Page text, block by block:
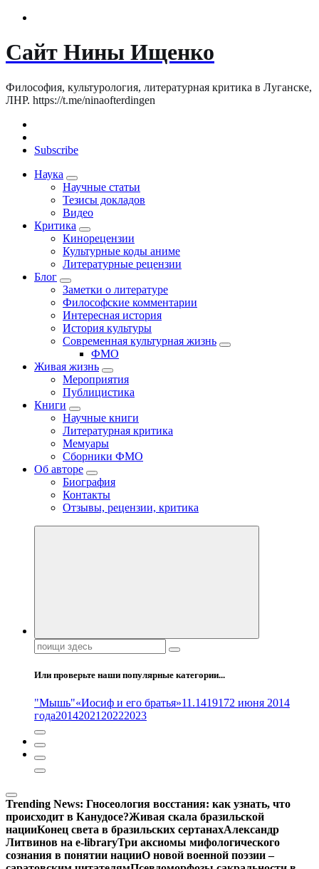
Сайт Нины Ищенко
Философия, культурология, литературная критика в Луганске,
ЛНР. https://t.me/ninaofterdingen
Subscribe
Наука
Научные статьи
Тезисы докладов
Видео
Критика
Кинорецензии
Культурные коды аниме
Литературные рецензии
Блог
Заметки о литературе
Философские комментарии
Интересная история
История культуры
Современная культурная жизнь
ФМО
Живая жизнь
Мероприятия
Публицистика
Книги
Научные книги
Литературная критика
Мемуары
Сборники ФМО
Об авторе
Биография
Контакты
Отзывы, рецензии, критика
Поиск:
Или проверьте наши популярные категории...
"Мышь"«Иосиф и его братья»11.1419172 июня 2014
года20142021 20222023
Trending News: Гносеология восстания: как узнать, что
происходит в Канудосе?Живая скала бразильской
нацииКонец света в бразильских сертанахАлександр
Литвинов на e-libraryТри аксиомы мифологического
сознания в понятии нацииО новой военной поэзии –